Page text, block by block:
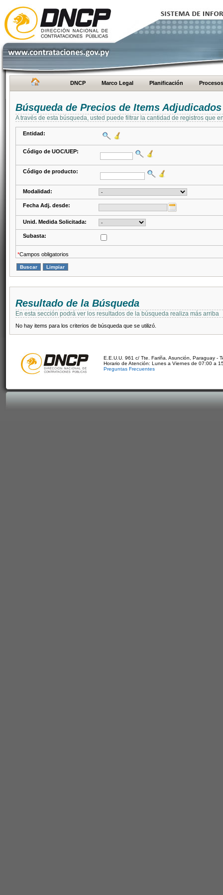
DNCP Marco Legal Planificación Procesos
Búsqueda de Precios de Items Adjudicados
A través de esta búsqueda, usted puede filtrar la cantidad de registros que
Entidad:
Código de UOC/UEP:
Código de producto:
Modalidad:
Fecha Adj. desde:
Unid. Medida Solicitada:
Subasta:
*Campos obligatorios
Resultado de la Búsqueda
En esta sección podrá ver los resultados de la búsqueda realiza más arriba
No hay items para los criterios de búsqueda que se utilizó.
E.E.U.U. 961 c/ Tte. Fariña. Asunción, Paraguay -
Horario de Atención: Lunes a Viernes de 07:00 a
Preguntas Frecuentes